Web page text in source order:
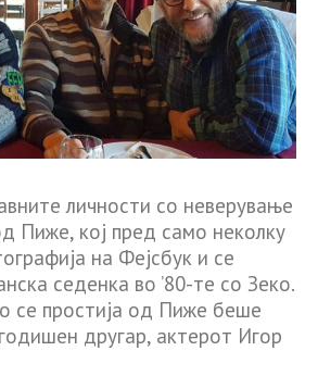
личности со неверување
Пиже, кој пред само неколку
на Фејсбук и се
седенка во ’80-те со Зеко.
се простија од Пиже беше
другар, актерот Игор